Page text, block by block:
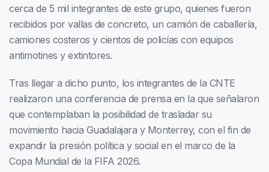
cerca de 5 mil integrantes de este grupo, quienes fueron
recibidos por vallas de concreto, un camión de caballería,
camiones costeros y cientos de policías con equipos
antimotines y extintores.
Tras llegar a dicho punto, los integrantes de la CNTE
realizaron una conferencia de prensa en la que señalaron
que contemplaban la posibilidad de trasladar su
movimiento hacia Guadalajara y Monterrey, con el fin de
expandir la presión política y social en el marco de la
Copa Mundial de la FIFA 2026.